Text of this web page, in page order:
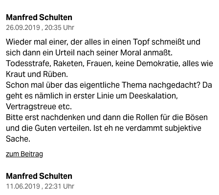
genossenschaft
epaper login
Manfred Schulten
26.09.2019 , 20:35 Uhr
Wieder mal einer, der alles in einen Topf schmeißt und
sich dann ein Urteil nach seiner Moral anmaßt.
Todesstrafe, Raketen, Frauen, keine Demokratie, alles wie
Kraut und Rüben.
Schon mal über das eigentliche Thema nachgedacht? Da
geht es nämlich in erster Linie um Deeskalation,
Vertragstreue etc.
Bitte erst nachdenken und dann die Rollen für die Bösen
und die Guten verteilen. Ist eh ne verdammt subjektive
Sache.
zum Beitrag
Manfred Schulten
11.06.2019 , 22:31 Uhr